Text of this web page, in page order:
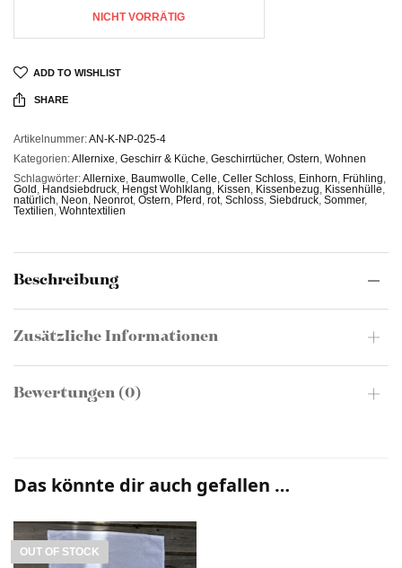
NICHT VORRÄTIG
ADD TO WISHLIST
SHARE
Artikelnummer:AN-K-NP-025-4
Kategorien:Allernixe, Geschirr & Küche, Geschirrtücher, Ostern, Wohnen
Schlagwörter:Allernixe, Baumwolle, Celle, Celler Schloss, Einhorn, Frühling,
Gold , Handsiebdruck, Hengst Wohlklang, Kissen, Kissenbezug, Kissenhülle,
natürlich, Neon, Neonrot, Ostern, Pferd , rot, Schloss, Siebdruck, Sommer,
Textilien, Wohntextilien
Beschreibung
Zusätzliche Informationen
Bewertungen (0)
Das könnte dir auch gefallen …
OUT OF STOCK